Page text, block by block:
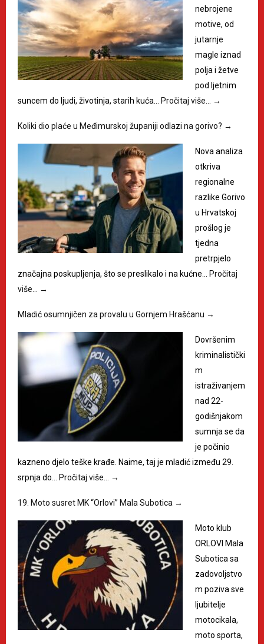
nebrojene
motive, od
jutarnje
magle iznad
polja i žetve
pod ljetnim
suncem do ljudi, životinja, starih kuća…
Pročitaj više… →
Koliki dio plaće u Međimurskoj županiji odlazi na gorivo? →
Nova analiza
otkriva
regionalne
razlike Gorivo
u Hrvatskoj
prošlog je
tjedna
pretrpjelo
značajna poskupljenja, što se preslikalo i na kućne…
Pročitaj
više…
→
Mladić osumnjičen za provalu u Gornjem Hrašćanu →
Dovršenim
kriminalistički
m
istraživanjem
nad 22-
godišnjakom
sumnja se da
je počinio
kazneno djelo teške krađe. Naime, taj je mladić između 29.
srpnja do…
Pročitaj više… →
19. Moto susret MK “Orlovi” Mala Subotica →
Moto klub
ORLOVI Mala
Subotica sa
zadovoljstvo
m poziva sve
ljubitelje
motocikala,
moto sporta,